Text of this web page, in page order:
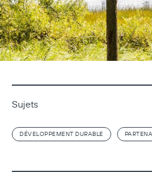
Sujets
DÉVELOPPEMENT DURABLE